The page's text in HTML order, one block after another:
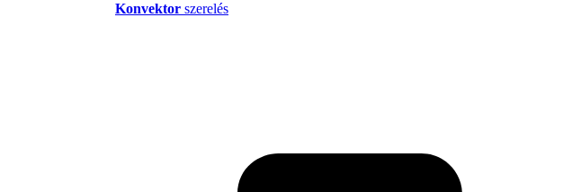
Konvektor szerelés